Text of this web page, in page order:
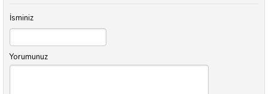
İsminiz
Yorumunuz